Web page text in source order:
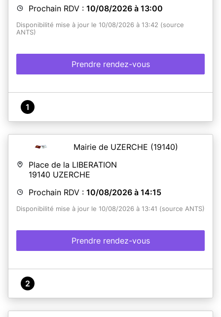
Prochain RDV : 10/08/2026 à 13:00
Disponibilité mise à jour le 10/08/2026 à 13:42 (source
ANTS)
Prendre rendez-vous
1
Mairie de UZERCHE (19140)
Place de la LIBERATION
19140 UZERCHE
Prochain RDV : 10/08/2026 à 14:15
Disponibilité mise à jour le 10/08/2026 à 13:41 (source ANTS)
Prendre rendez-vous
2